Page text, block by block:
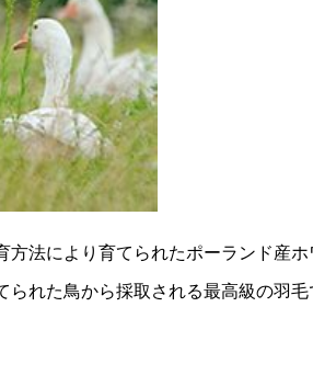
方法により育てられたポーランド産ホ
られた鳥から採取される最高級の羽毛